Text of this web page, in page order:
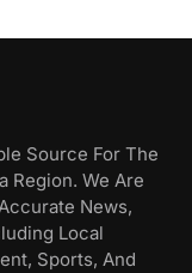
Source For The
Region. We Are
News,
Local
Sports, And